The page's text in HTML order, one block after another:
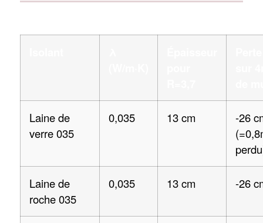
Laine de
verre 035
0,035 13 cm
-26
Laine de
roche 035
0,035 13 cm -26